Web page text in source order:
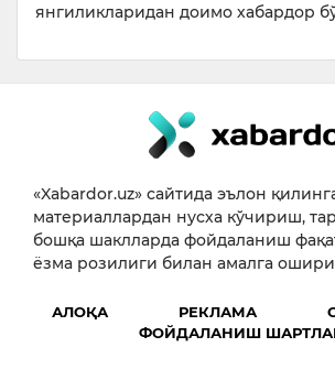
янгиликларидан доимо хабардор
«Xabardor.uz» сайтида эълон
материаллардан нусха кўчириш,
бошқа шаклларда фойдаланиш
ёзма розилиги билан амалга
АЛОҚА РЕКЛАМА
ФОЙДАЛАНИШ